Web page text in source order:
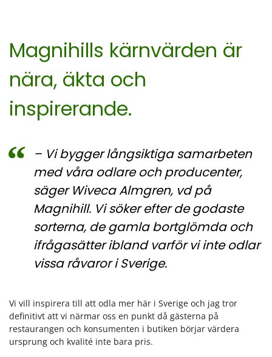
Magnihills kärnvärden är
nära, äkta och
inspirerande.
– Vi bygger långsiktiga samarbeten
med våra odlare och producenter,
säger Wiveca Almgren, vd på
Magnihill. Vi söker efter de godaste
sorterna, de gamla bortglömda och
ifrågasätter ibland varför vi inte odlar
vissa råvaror i Sverige.
Vi vill inspirera till att odla mer här i Sverige och jag tror
definitivt att vi närmar oss en punkt då gästerna på
restaurangen och konsumenten i butiken börjar värdera
ursprung och kvalité inte bara pris.